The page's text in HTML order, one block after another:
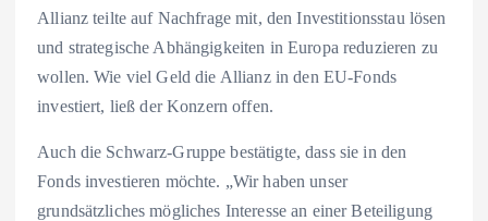
Allianz teilte auf Nachfrage mit, den Investitionsstau lösen
und strategische Abhängigkeiten in Europa reduzieren zu
wollen. Wie viel Geld die Allianz in den EU-Fonds
investiert, ließ der Konzern offen.
Auch die Schwarz-Gruppe bestätigte, dass sie in den
Fonds investieren möchte. „Wir haben unser
grundsätzliches mögliches Interesse an einer Beteiligung